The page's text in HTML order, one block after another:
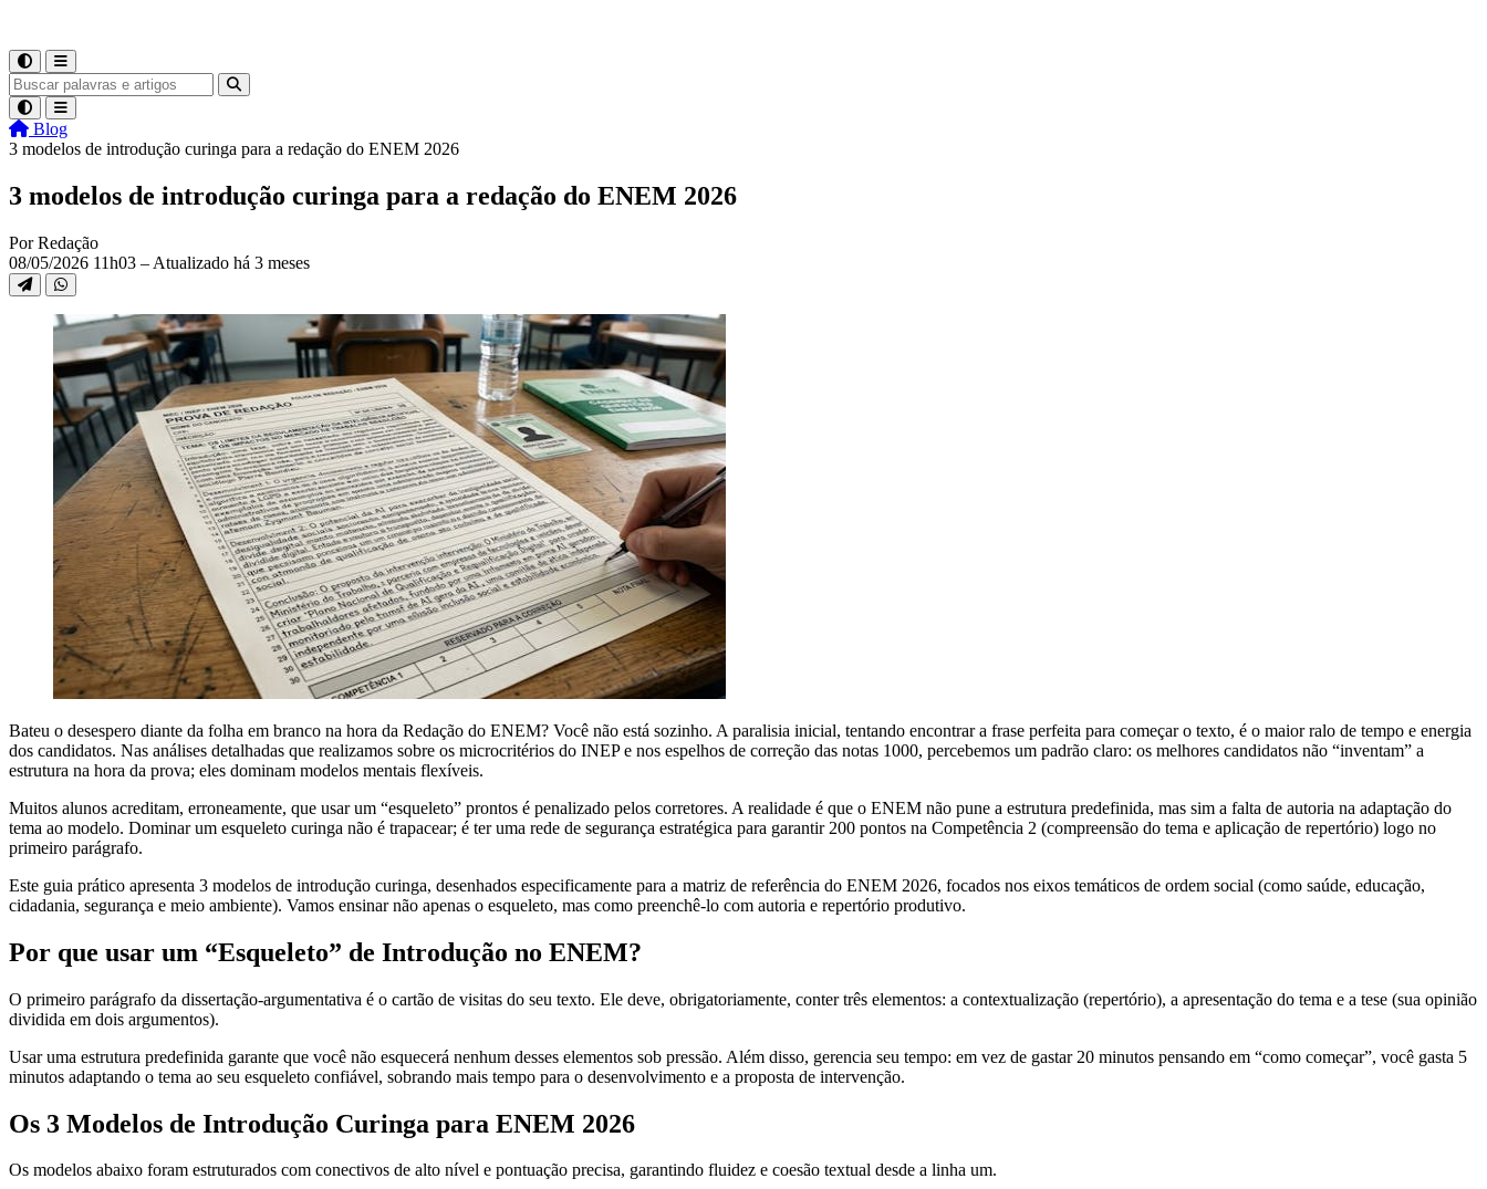
Blog
3 modelos de introdução curinga para a redação do ENEM 2026
3 modelos de introdução curinga para a redação do ENEM 2026
Por Redação
08/05/2026 11h03 – Atualizado há 3 meses
Bateu o desespero diante da folha em branco na hora da Redação do ENEM? Você não está sozinho. A paralisia inicial, tentando encontrar a frase perfeita para começar o texto, é o maior ralo de tempo e energia
dos candidatos. Nas análises detalhadas que realizamos sobre os microcritérios do INEP e nos espelhos de correção das notas 1000, percebemos um padrão claro: os melhores candidatos não “inventam” a
estrutura na hora da prova; eles dominam modelos mentais flexíveis.
Muitos alunos acreditam, erroneamente, que usar um “esqueleto” prontos é penalizado pelos corretores. A realidade é que o ENEM não pune a estrutura predefinida, mas sim a falta de autoria na adaptação do
tema ao modelo. Dominar um esqueleto curinga não é trapacear; é ter uma rede de segurança estratégica para garantir 200 pontos na Competência 2 (compreensão do tema e aplicação de repertório) logo no
primeiro parágrafo.
Este guia prático apresenta 3 modelos de introdução curinga, desenhados especificamente para a matriz de referência do ENEM 2026, focados nos eixos temáticos de ordem social (como saúde, educação,
cidadania, segurança e meio ambiente). Vamos ensinar não apenas o esqueleto, mas como preenchê-lo com autoria e repertório produtivo.
Por que usar um “Esqueleto” de Introdução no ENEM?
O primeiro parágrafo da dissertação-argumentativa é o cartão de visitas do seu texto. Ele deve, obrigatoriamente, conter três elementos: a contextualização (repertório), a apresentação do tema e a tese (sua opinião
dividida em dois argumentos).
Usar uma estrutura predefinida garante que você não esquecerá nenhum desses elementos sob pressão. Além disso, gerencia seu tempo: em vez de gastar 20 minutos pensando em “como começar”, você gasta 5
minutos adaptando o tema ao seu esqueleto confiável, sobrando mais tempo para o desenvolvimento e a proposta de intervenção.
Os 3 Modelos de Introdução Curinga para ENEM 2026
Os modelos abaixo foram estruturados com conectivos de alto nível e pontuação precisa, garantindo fluidez e coesão textual desde a linha um.